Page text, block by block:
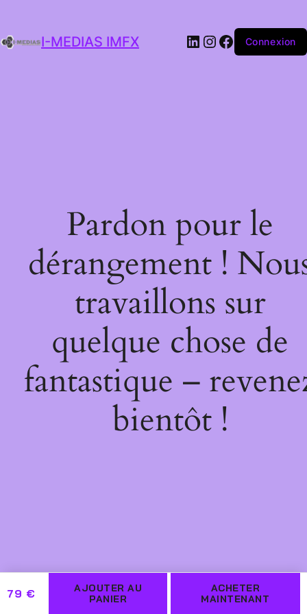
I-MEDIAS IMFX Connexion
Pardon pour le
dérangement !
travaillons sur
quelque chose de
fantastique –
bientôt !
79 €
AJOUTER AU
PANIER
ACHETER
MAINTENANT